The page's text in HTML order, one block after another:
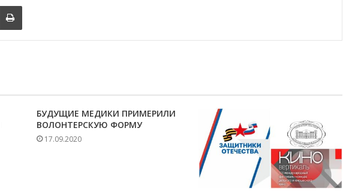
БУДУЩИЕ МЕДИКИ ПРИМЕРИЛИ
ВОЛОНТЕРСКУЮ ФОРМУ
17.09.2020